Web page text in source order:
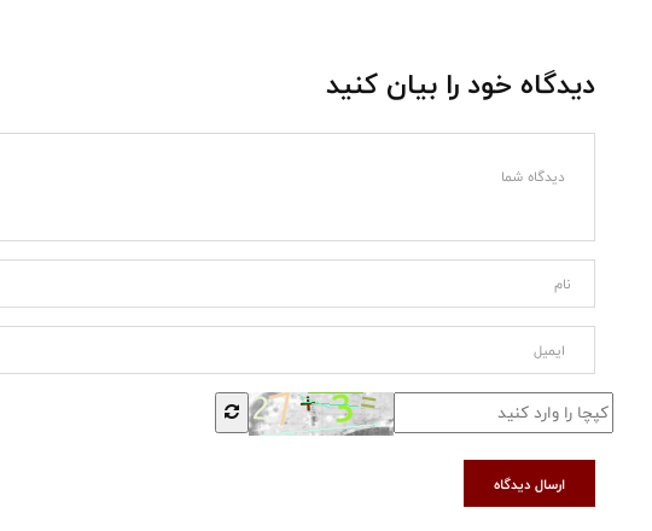
دیدگاه خود را بیان کنید
ارسال دیدگاه